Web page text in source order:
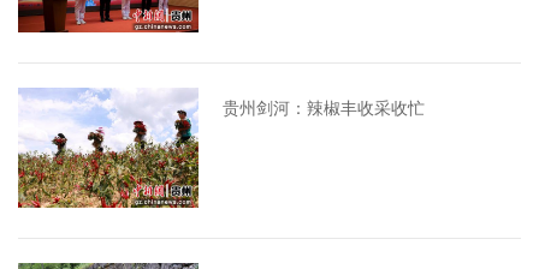
贵州剑河：辣椒丰收采收忙